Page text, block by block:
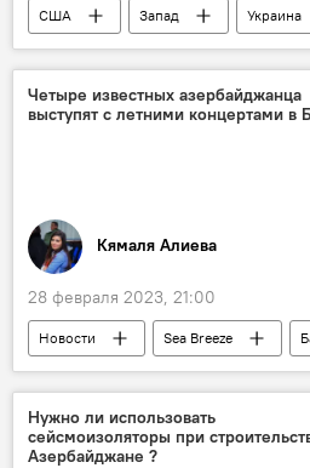
США Запад
Украина
химоружие
НАТО
Оружие массового поражения
Четыре известных азербайджанца
выступят с летними концертами в
Кямаля Алиева
28 февраля 2023, 21:00
Новости Sea Breeze
концерты
Эмин Агаларов
Нужно ли использовать
сейсмоизоляторы при
Азербайджане ?